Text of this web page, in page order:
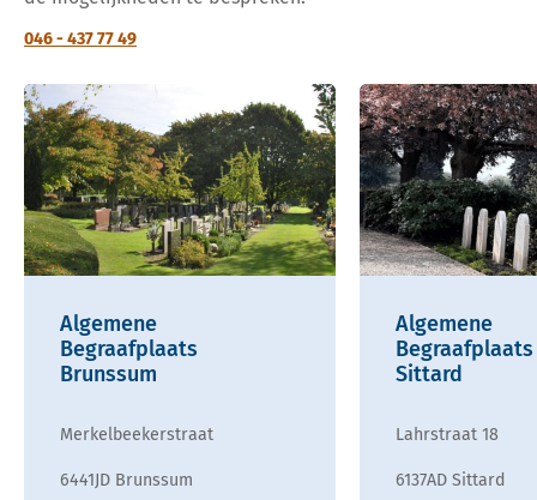
046 - 437 77 49
Algemene
Begraafplaats
Brunssum
Merkelbeekerstraat
6441JD Brunssum
Algemene
Sittard
Lahrstraat 18
6137AD Sittard